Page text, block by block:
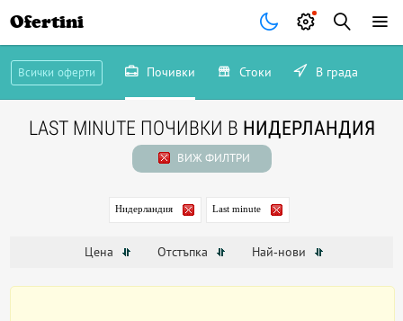
Ofertini
Всички оферти Почивки Стоки В града
LAST MINUTE ПОЧИВКИ В НИДЕРЛАНДИЯ
ВИЖ ФИЛТРИ
Нидерландия Last minute
Цена Отстъпка Най-нови